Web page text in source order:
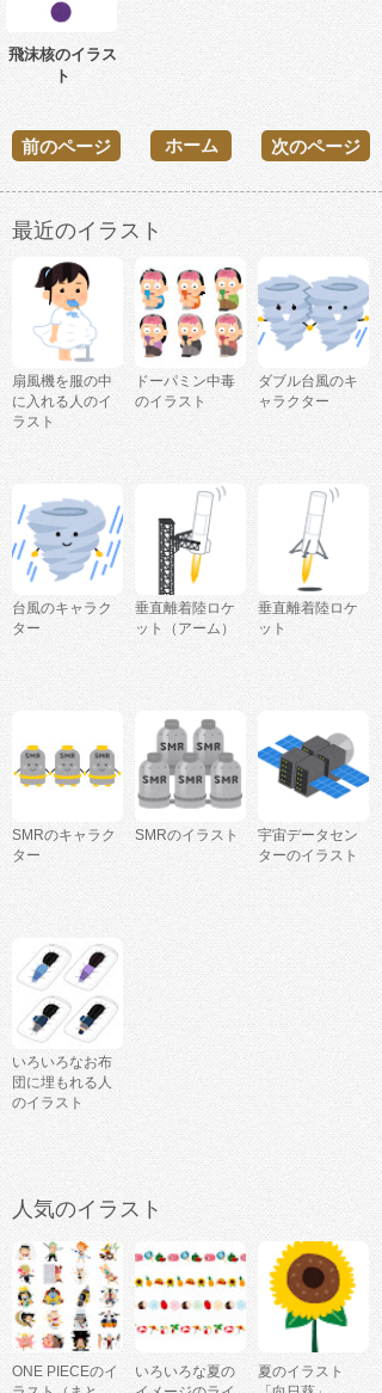
飛沫核のイラス
ト
前のページ 次のページ
ホーム
最近のイラスト
扇風機を服の中
に入れる人のイ
ラスト
ドーパミン中毒
のイラスト
ダブル台風のキ
ャラクター
台風のキャラク
ター
垂直離着陸ロケ
ット（アーム）
垂直離着陸ロケ
ット
SMRのキャラク
ター
SMRのイラスト
宇宙データセン
ターのイラスト
いろいろなお布
団に埋もれる人
のイラスト
人気のイラスト
ONE PIECEのイ
いろいろな夏の
夏のイラスト